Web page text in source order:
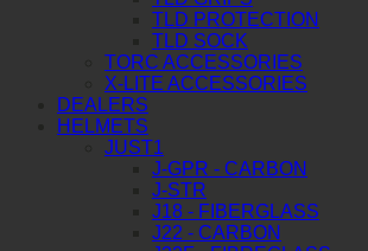
TLD PROTECTION
TLD SOCK
TORC ACCESSORIES
X-LITE ACCESSORIES
DEALERS
HELMETS
JUST1
J-GPR - CARBON
J-STR
J18 - FIBERGLASS
J22 - CARBON